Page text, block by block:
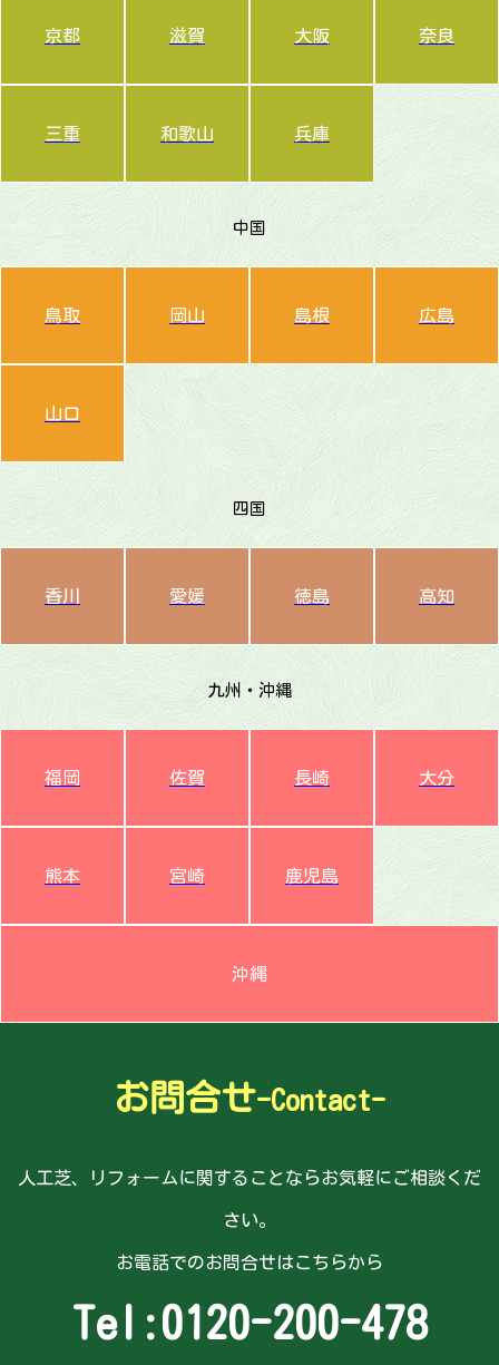
京都 滋賀 大阪 奈良
三重 和歌山 兵庫
中国
鳥取 岡山 島根 広島
山口
四国
香川 愛媛 徳島 高知
九州・沖縄
福岡 佐賀 長崎 大分
熊本 宮崎 鹿児島
沖縄
お問合せ-Contact-
人工芝、リフォームに関することならお気軽にご相談くだ
さい。
お電話でのお問合せはこちらから
Tel:0120-200-478